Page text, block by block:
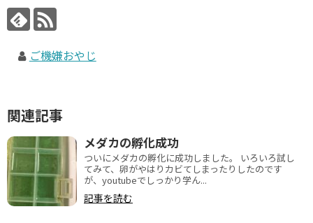
ご機嫌おやじ
関連記事
メダカの孵化成功
ついにメダカの孵化に成功しました。 いろいろ試し
てみて、卵がやはりカビてしまったりしたのです
が、youtubeでしっかり学ん...
記事を読む